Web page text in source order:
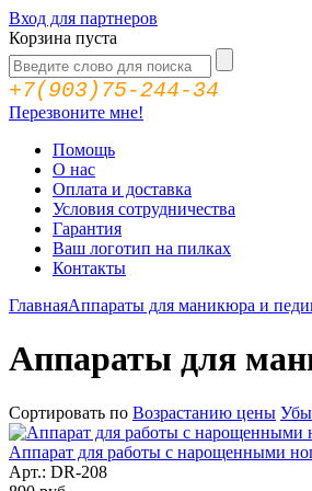
Вход для партнеров
Корзина пуста
+7(903)75-244-34
Перезвоните мне!
Помощь
О нас
Оплата и доставка
Условия сотрудничества
Гарантия
Ваш логотип на пилках
Контакты
ГлавнаяАппараты для маникюра и
Аппараты для
Сортировать по Возрастанию цены
Аппарат для работы с нарощенными
Арт.: DR-208